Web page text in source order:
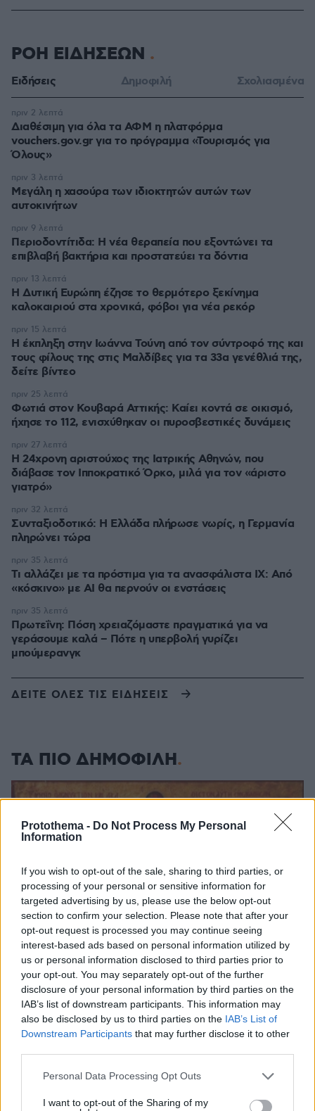
Protothema - Do Not Process My Personal
Information
If you wish to opt-out of the sale, sharing to third parties, or
processing of your personal or sensitive information for
targeted advertising by us, please use the below opt-out
section to confirm your selection. Please note that after your
opt-out request is processed you may continue seeing
interest-based ads based on personal information utilized by
us or personal information disclosed to third parties prior to
your opt-out. You may separately opt-out of the further
disclosure of your personal information by third parties on the
IAB’s list of downstream participants. This information may
also be disclosed by us to third parties on the IAB’s List of
Downstream Participants that may further disclose it to other
Please note that this website/app uses one or more Google
not limited to your visit or usage behaviour. You may click to
Personal Data Processing Opt Outs
I want to opt-out of the Sharing of my
ΡΟΗ ΕΙΔΗΣΕΩΝ
Ειδήσεις Δημοφιλή Σχολιασμένα
Διαθέσιμη για όλα τα ΑΦΜ η πλατφόρμα
vouchers.gov.gr για το πρόγραμμα «Τουρισμός για
Όλους»
πριν 2 λεπτά
Μεγάλη η χασούρα των ιδιοκτητών αυτών των
αυτοκινήτων
πριν 3 λεπτά
Περιοδοντίτιδα: Η νέα θεραπεία που εξοντώνει τα
επιβλαβή βακτήρια και προστατεύει τα δόντια
πριν 9 λεπτά
Η Δυτική Ευρώπη έζησε το θερμότερο ξεκίνημα
καλοκαιριού στα χρονικά, φόβοι για νέα ρεκόρ
πριν 13 λεπτά
Η έκπληξη στην Ιωάννα Τούνη από τον σύντροφό της και
τους φίλους της στις Μαλδίβες για τα 33α γενέθλιά της,
δείτε βίντεο
πριν 15 λεπτά
Φωτιά στον Κουβαρά Αττικής: Καίει κοντά σε οικισμό,
ήχησε το 112, ενισχύθηκαν οι πυροσβεστικές δυνάμεις
πριν 25 λεπτά
Η 24χρονη αριστούχος της Ιατρικής Αθηνών, που
διάβασε τον Ιπποκρατικό Όρκο, μιλά για τον «άριστο
γιατρό»
πριν 27 λεπτά
Συνταξιοδοτικό: H Ελλάδα πλήρωσε νωρίς, η Γερμανία
πληρώνει τώρα
πριν 32 λεπτά
Τι αλλάζει με τα πρόστιμα για τα ανασφάλιστα ΙΧ: Από
«κόσκινο» με AI θα περνούν οι ενστάσεις
πριν 35 λεπτά
Πρωτεΐνη: Πόση χρειαζόμαστε πραγματικά για να
γεράσουμε καλά – Πότε η υπερβολή γυρίζει
μπούμερανγκ
πριν 35 λεπτά
ΔΕΙΤΕ ΟΛΕΣ ΤΙΣ ΕΙΔΗΣΕΙΣ
ΤΑ ΠΙΟ ΔΗΜΟΦΙΛΗ
Τη Υπερμάχω: Η νύχτα του Αυγούστου πριν από